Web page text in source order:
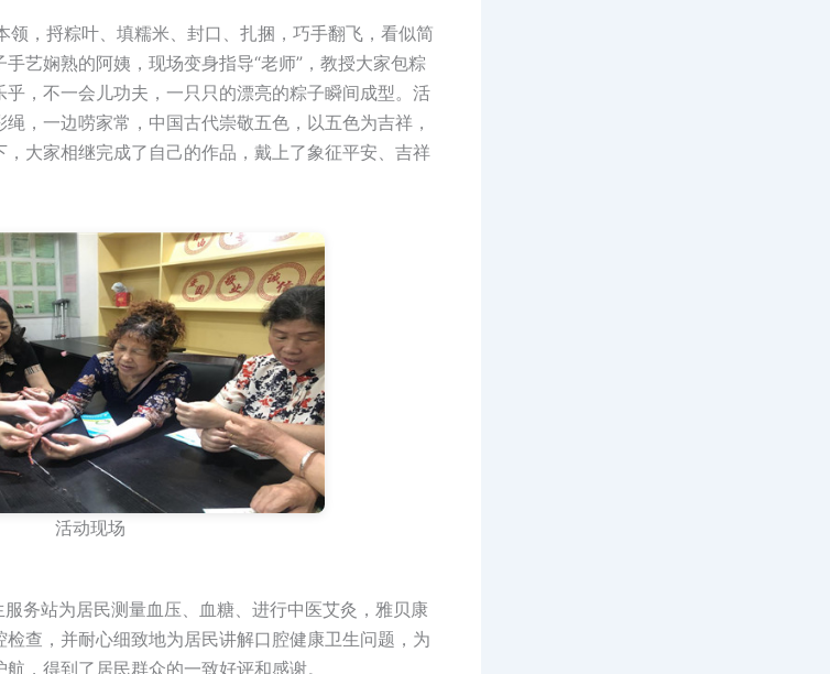
，捋粽叶、填糯米、封口、扎捆，巧手翻飞，看似简
艺娴熟的阿姨，现场变身指导“老师”，教授大家包粽
，不一会儿功夫，一只只的漂亮的粽子瞬间成型。活
，一边唠家常，中国古代崇敬五色，以五色为吉祥，
大家相继完成了自己的作品，戴上了象征平安、吉祥
活动现场
站为居民测量血压、血糖、进行中医艾灸，雅贝康
查，并耐心细致地为居民讲解口腔健康卫生问题，为
，得到了居民群众的一致好评和感谢。